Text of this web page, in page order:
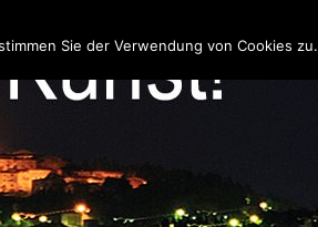
Sie der Verwendung von Cookies zu.